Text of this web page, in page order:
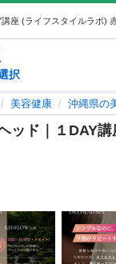
択
美容健康 沖縄県の
ッド｜１DAY講